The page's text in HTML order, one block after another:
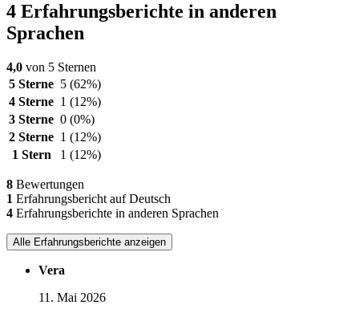
4 Erfahrungsberichte in anderen
Sprachen
4,0 von 5 Sternen
5 Sterne 5 (62%)
4 Sterne 1 (12%)
3 Sterne 0 (0%)
2 Sterne 1 (12%)
1 Stern
1 (12%)
8 Bewertungen
1 Erfahrungsbericht auf Deutsch
4 Erfahrungsberichte in anderen Sprachen
Alle Erfahrungsberichte anzeigen
Vera
11. Mai 2026